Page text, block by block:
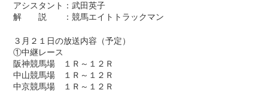
アシスタント：武田英子
解 説 ：競馬エイトトラックマン
３月２１日の放送内容（予定）
①中継レース
阪神競馬場 １Ｒ～１２Ｒ
中山競馬場 １Ｒ～１２Ｒ
中京競馬場 １Ｒ～１２Ｒ